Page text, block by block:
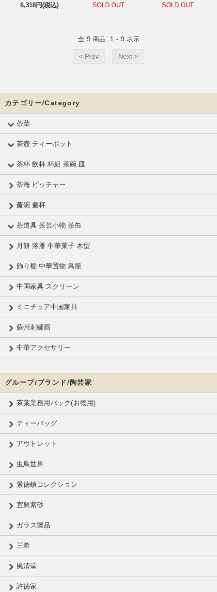
6,318円(税込)
SOLD OUT
SOLD OUT
全 9 商品 1 - 9 表示
< Prev Next >
カテゴリー/Category
茶葉
茶壺 ティーポット
茶杯 飲杯 杯組 茶碗 皿
茶海 ピッチャー
蓋碗 蓋杯
茶道具 茶芸小物 茶缶
月餅 落雁 中華菓子 木型
飾り棚 中華置物 鳥籠
中国家具 スクリーン
ミニチュア中国家具
蘇州刺繍画
中華アクセサリー
グループ/ブランド/陶芸家
茶葉業務用パック(お徳用)
ティーバッグ
アウトレット
虫鳥世界
景徳鎮コレクション
宜興紫砂
ガラス製品
三希
風清堂
許徳家